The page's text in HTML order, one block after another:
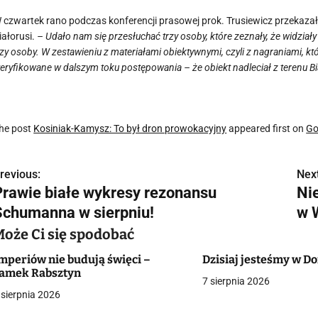
czwartek rano podczas konferencji prasowej prok. Trusiewicz
– Udało nam się przesłuchać trzy osoby, które zeznały, że
osoby. W zestawieniu z materiałami obiektywnymi, czyli z nagraniami,
w dalszym toku postępowania – że obiekt nadleciał z terenu
post Kosiniak-Kamysz: To był dron prowokacyjnyappeared first on
białe wykresy rezonansu
w sierpniu!
w
Ci się spodobać
nie budują święci –
Rabsztyn
2026
Dzisiaj jesteśmy w
7 sierpnia 2026